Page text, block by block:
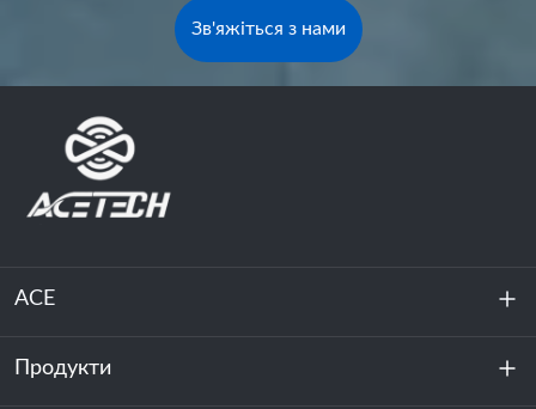
Зв'яжіться з нами
ACE
Про нас
Продукти